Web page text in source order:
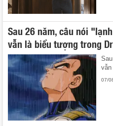
Sau 26 năm, câu nói
vẫn là biểu tượng trong
07/